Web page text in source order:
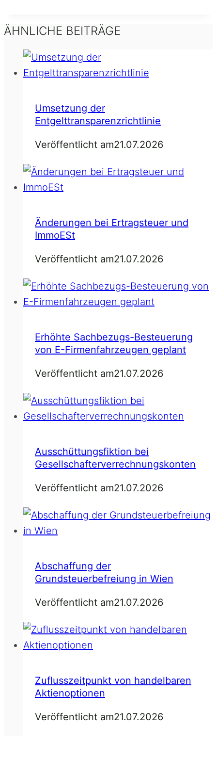
ÄHNLICHE BEITRÄGE
Umsetzung der
Entgelttransparenzrichtlinie
Veröffentlicht am21.07.2026
Änderungen bei Ertragsteuer und
ImmoESt
Veröffentlicht am21.07.2026
Erhöhte Sachbezugs-Besteuerung
von E-Firmenfahrzeugen geplant
Veröffentlicht am21.07.2026
Ausschüttungsfiktion bei
Gesellschafterverrechnungskonten
Veröffentlicht am21.07.2026
Abschaffung der
Grundsteuerbefreiung in Wien
Veröffentlicht am21.07.2026
Zuflusszeitpunkt von handelbaren
Aktienoptionen
Veröffentlicht am21.07.2026